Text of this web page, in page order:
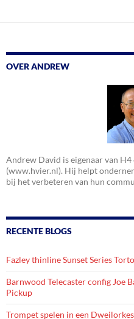
OVER ANDREW
Andrew David is eigenaar van
(www.hvier.nl). Hij helpt
bij het verbeteren van hun
RECENTE BLOGS
Fazley thinline Sunset Series
Barnwood Telecaster config Joe
Pickup
Trompet spelen in een